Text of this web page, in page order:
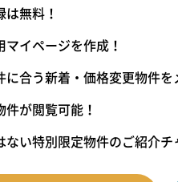
無料！
マイページを作成！
に合う新着・価格変更物件を
件が閲覧可能！
ない特別限定物件のご紹介チ